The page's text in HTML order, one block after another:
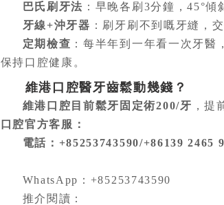
巴氏刷牙法 ：早晚各刷3分鐘，45°傾
牙線+沖牙器 ：刷牙刷不到嘅牙縫，
定期檢查 ：每半年到一年看一次牙
保持口腔健康。
維港口腔醫牙齒鬆動幾錢？
維港口腔目前鬆牙固定術200/牙 ，提
口腔官方客服：
電話：+85253743590/+86139 2465
WhatsApp：+85253743590
推介閱讀：